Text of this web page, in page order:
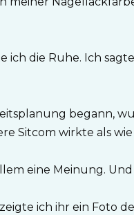
ich die Ruhe. Ich
begann,
Sitcom wirkte als wie
eine Meinung.
ich ihr ein Foto